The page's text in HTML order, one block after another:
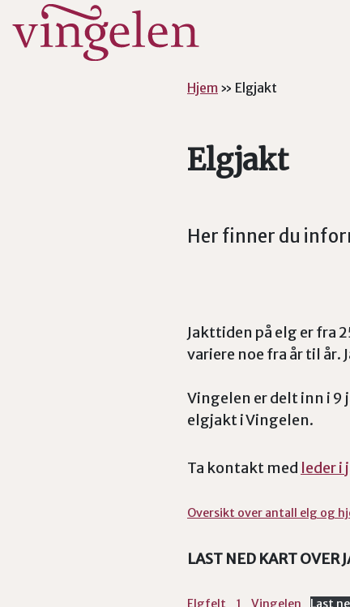
Hjem » Elgjakt
Elgjakt
Her finner du
Jakttiden på elg er fra
variere noe fra år til
Vingelen er delt inn i
elgjakt i Vingelen.
Ta kontakt med leder
Oversikt over antall elg og
LAST NED KART OVER
Elgfelt_1_Vingelen Last